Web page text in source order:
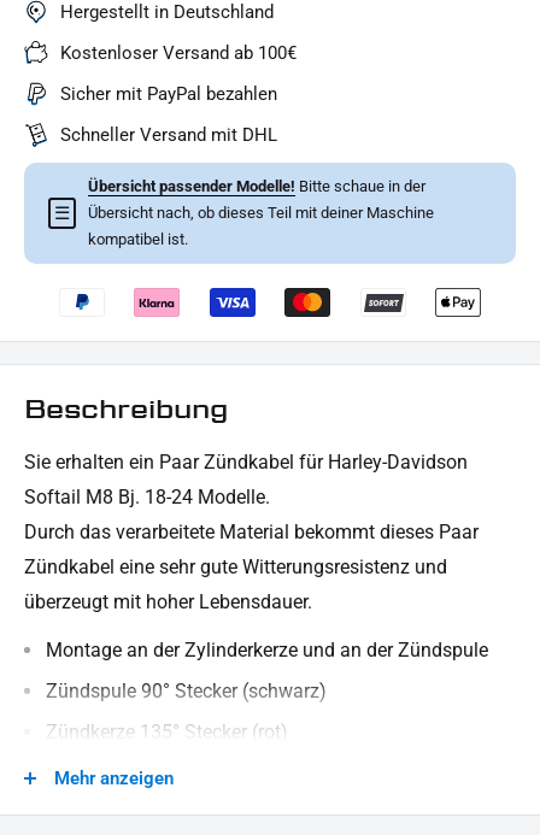
Hergestellt in Deutschland
Kostenloser Versand ab 100€
Sicher mit PayPal bezahlen
Schneller Versand mit DHL
☰
Übersicht passender Modelle! Bitte schaue in der
Übersicht nach, ob dieses Teil mit deiner Maschine
kompatibel ist.
Beschreibung
Sie erhalten ein Paar Zündkabel für Harley-Davidson
Softail M8 Bj. 18-24 Modelle.
Durch das verarbeitete Material bekommt dieses Paar
Zündkabel eine sehr gute Witterungsresistenz und
überzeugt mit hoher Lebensdauer.
Montage an der Zylinderkerze und an der Zündspule
Zündspule 90° Stecker (schwarz)
Zündkerze 135° Stecker (rot)
8 mm Silikon Mantel (rot)
Spiro-Pro-Kern (spiralgewickelt) mit 350 Ohm
Mehr anzeigen